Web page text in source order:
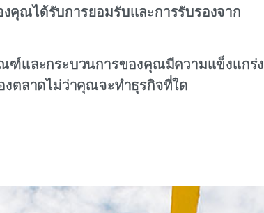
งคุณได้รับการยอมรับและการรับรองจาก
ฑ์และกระบวนการของคุณมีความแข็งแกร่ง
ตลาดไม่ว่าคุณจะทำธุรกิจที่ใด